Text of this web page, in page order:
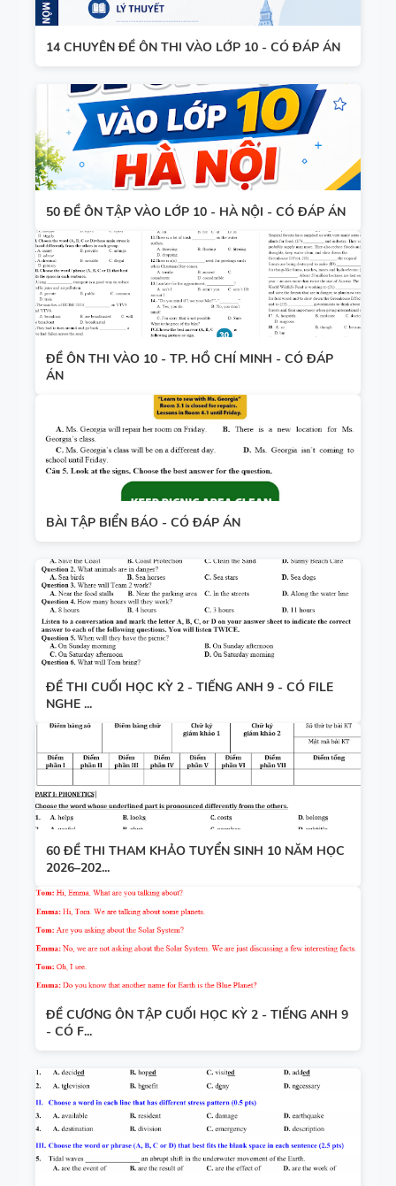
14 CHUYÊN ĐỀ ÔN THI VÀO LỚP 10 - CÓ ĐÁP ÁN
50 ĐỀ ÔN TẬP VÀO LỚP 10 - HÀ NỘI - CÓ ĐÁP ÁN
ĐỀ ÔN THI VÀO 10 - TP. HỒ CHÍ MINH - CÓ ĐÁP
ÁN
BÀI TẬP BIỂN BÁO - CÓ ĐÁP ÁN
ĐỀ THI CUỐI HỌC KỲ 2 - TIẾNG ANH 9 - CÓ FILE
NGHE ...
60 ĐỀ THI THAM KHẢO TUYỂN SINH 10 NĂM HỌC
2026–202...
ĐỀ CƯƠNG ÔN TẬP CUỐI HỌC KỲ 2 - TIẾNG ANH 9
- CÓ F...